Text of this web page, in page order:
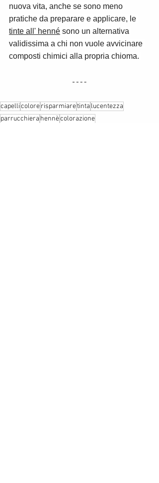
nuova vita, anche se sono meno
pratiche da preparare e applicare, le
tinte all' henné sono un alternativa
validissima a chi non vuole avvicinare
composti chimici alla propria chioma.
capellicolorerisparmiaretinta lucentezza
parrucchiera hennècolorazione